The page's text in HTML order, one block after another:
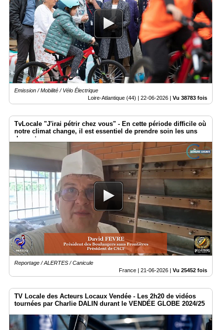
Emission / Mobilité / Vélo Électrique
Loire-Atlantique (44) | 22-06-2026 | Vu 38783 fois
TvLocale "J'irai pétrir chez vous" - ​En cette période difficile où
notre climat change, il est essentiel de prendre soin les uns
des autres.
Reportage / ALERTES / Canicule
France | 21-06-2026 Vu 25452 fois
TV Locale des Acteurs Locaux Vendée - Les 2h20 de vidéos
tournées par Charlie DALIN durant le VENDÉE GLOBE 2024/25